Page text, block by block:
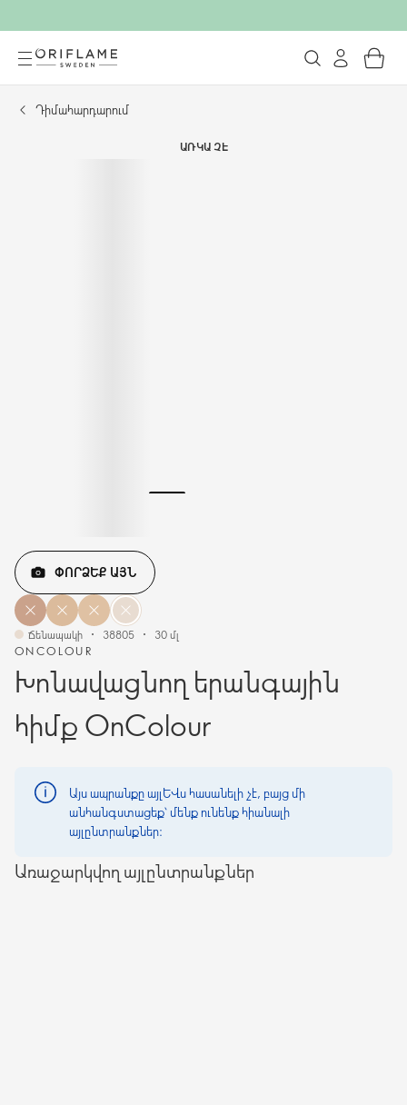
Դիմահարդարում
ԱՌԿԱ ՉԷ
ONCOLOUR
Խոնավացնող երանգային
հիմք OnColour
ՓՈՐՁԵՔ ԱՅՆ
Ճենապակի 38805 30 մլ
Այս ապրանքը այլևս հասանելի չէ, բայց մի
անհանգստացեք՝ մենք ունենք հիանալի
այլընտրանքներ։
Առաջարկվող այլընտրանքներ